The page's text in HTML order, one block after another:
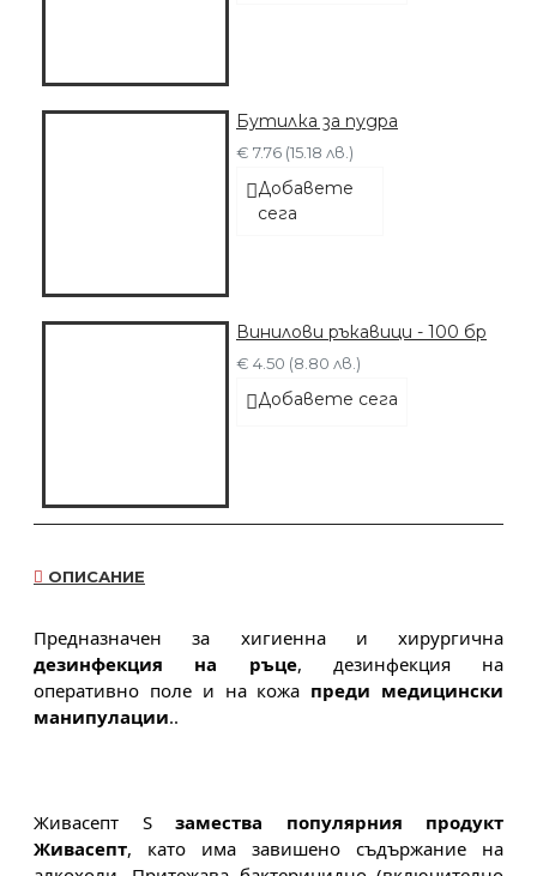
Бутилка за пудра
€ 7.76 (15.18 лв.)
Добавете
сега
Винилови ръкавици - 100 бр
€ 4.50 (8.80 лв.)
Добавете сега
ОПИСАНИЕ
дезинфекция на ръце, дезинфекция на
оперативно поле и на кожа преди медицински
манипулации..
Живасепт S замества популярния продукт
Живасепт, като има завишено съдържание на